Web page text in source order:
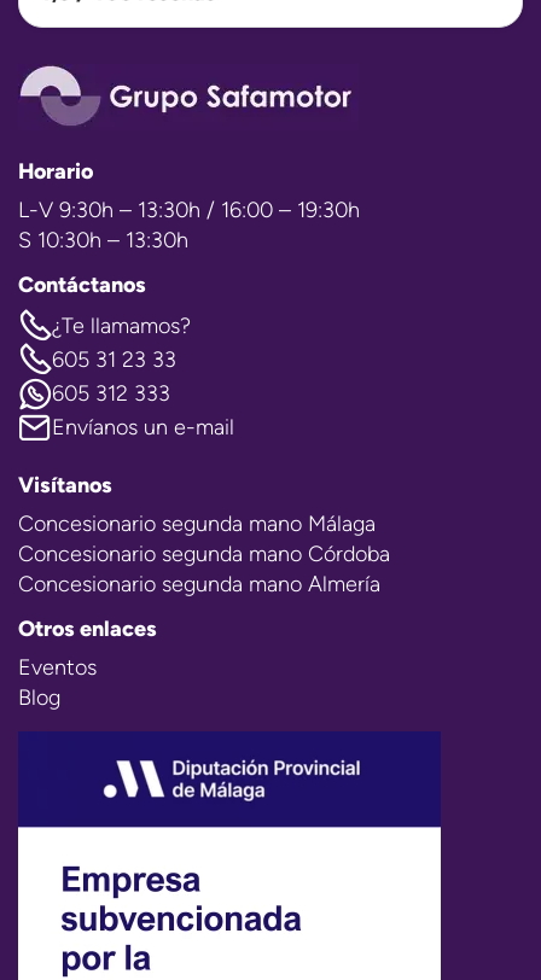
Horario
L-V 9:30h – 13:30h / 16:00 – 19:30h
S 10:30h – 13:30h
Contáctanos
¿Te llamamos?
605 31 23 33
605 312 333
Envíanos un e-mail
Visítanos
Concesionario segunda mano Málaga
Concesionario segunda mano Córdoba
Concesionario segunda mano Almería
Otros enlaces
Eventos
Blog